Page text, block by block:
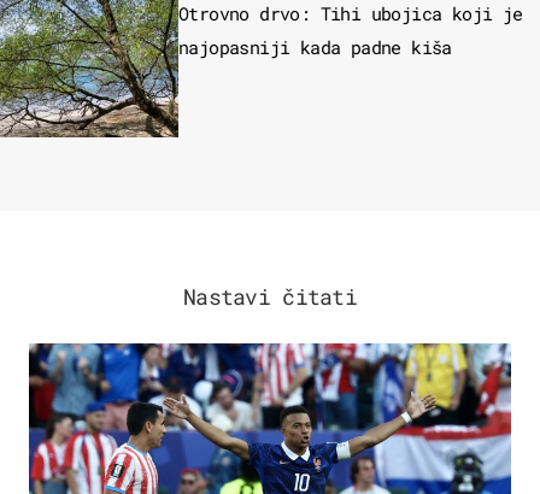
Otrovno drvo: Tihi ubojica koji je
najopasniji kada padne kiša
Nastavi čitati
SVJETSKO PRVENSTVO 2026